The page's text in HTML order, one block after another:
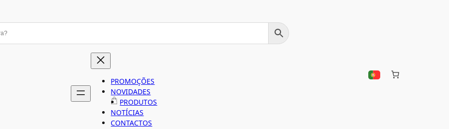
PROMOÇÕES
NOVIDADES
PRODUTOS
NOTÍCIAS
CONTACTOS